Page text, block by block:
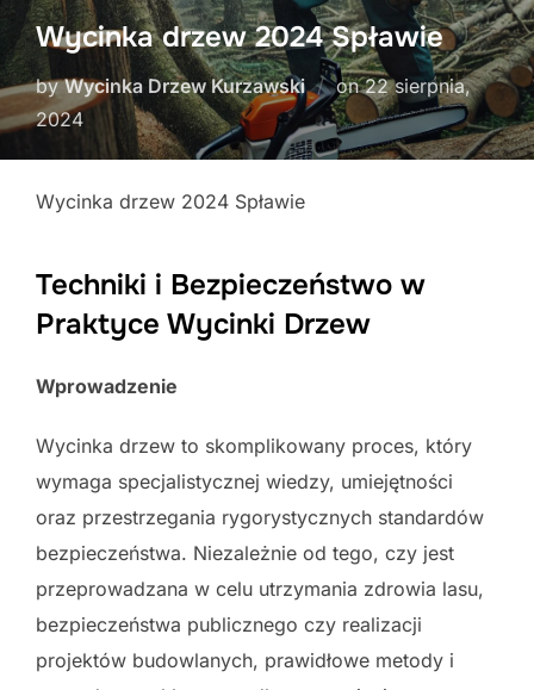
Wycinka drzew 2024 Spławie
byWycinka Drzew Kurzawski onPosted
on
22 sierpnia,
2024
Wycinka drzew 2024 Spławie
Techniki i Bezpieczeństwo w
Praktyce Wycinki Drzew
Wprowadzenie
Wycinka drzew to skomplikowany proces, który
wymaga specjalistycznej wiedzy, umiejętności
oraz przestrzegania rygorystycznych standardów
bezpieczeństwa. Niezależnie od tego, czy jest
przeprowadzana w celu utrzymania zdrowia lasu,
bezpieczeństwa publicznego czy realizacji
projektów budowlanych, prawidłowe metody i